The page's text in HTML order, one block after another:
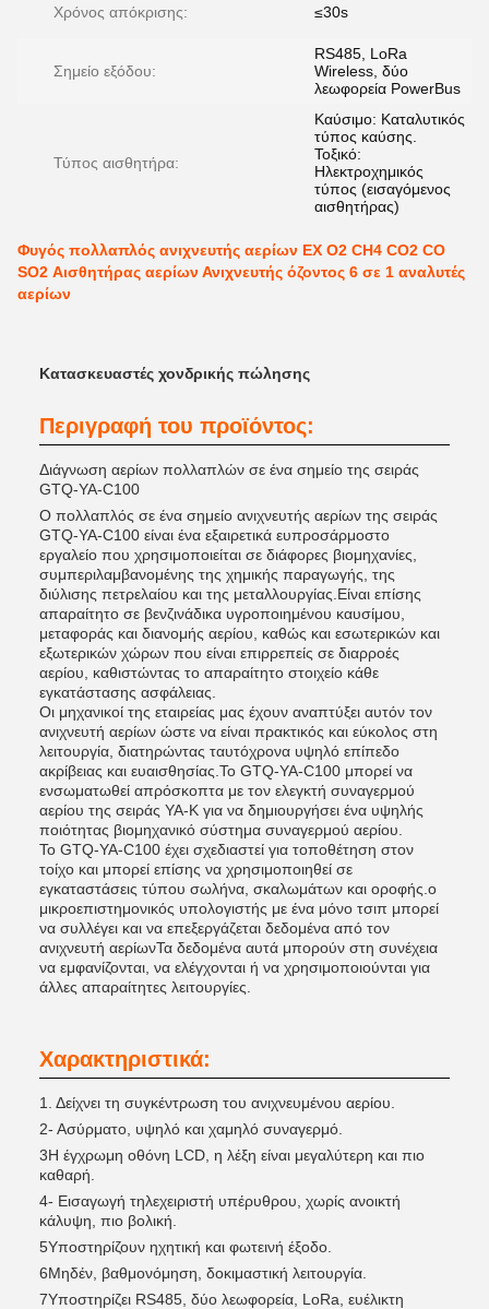
Χρόνος απόκρισης: ≤30s
Σημείο εξόδου:
RS485, LoRa
Wireless, δύο
λεωφορεία PowerBus
Τύπος αισθητήρα:
Καύσιμο: Καταλυτικός
τύπος καύσης.
Τοξικό:
Ηλεκτροχημικός
τύπος (εισαγόμενος
αισθητήρας)
Φυγός πολλαπλός ανιχνευτής αερίων EX O2 CH4 CO2 CO
SO2 Αισθητήρας αερίων Ανιχνευτής όζοντος 6 σε 1 αναλυτές
αερίων
Κατασκευαστές χονδρικής πώλησης
Περιγραφή του προϊόντος:
Διάγνωση αερίων πολλαπλών σε ένα σημείο της σειράς
GTQ-YA-C100
Ο πολλαπλός σε ένα σημείο ανιχνευτής αερίων της σειράς
GTQ-YA-C100 είναι ένα εξαιρετικά ευπροσάρμοστο
εργαλείο που χρησιμοποιείται σε διάφορες βιομηχανίες,
συμπεριλαμβανομένης της χημικής παραγωγής, της
διύλισης πετρελαίου και της μεταλλουργίας.Είναι επίσης
απαραίτητο σε βενζινάδικα υγροποιημένου καυσίμου,
μεταφοράς και διανομής αερίου, καθώς και εσωτερικών και
εξωτερικών χώρων που είναι επιρρεπείς σε διαρροές
αερίου, καθιστώντας το απαραίτητο στοιχείο κάθε
εγκατάστασης ασφάλειας.
Οι μηχανικοί της εταιρείας μας έχουν αναπτύξει αυτόν τον
ανιχνευτή αερίων ώστε να είναι πρακτικός και εύκολος στη
λειτουργία, διατηρώντας ταυτόχρονα υψηλό επίπεδο
ακρίβειας και ευαισθησίας.Το GTQ-YA-C100 μπορεί να
ενσωματωθεί απρόσκοπτα με τον ελεγκτή συναγερμού
αερίου της σειράς YA-K για να δημιουργήσει ένα υψηλής
ποιότητας βιομηχανικό σύστημα συναγερμού αερίου.
Το GTQ-YA-C100 έχει σχεδιαστεί για τοποθέτηση στον
τοίχο και μπορεί επίσης να χρησιμοποιηθεί σε
εγκαταστάσεις τύπου σωλήνα, σκαλωμάτων και οροφής.ο
μικροεπιστημονικός υπολογιστής με ένα μόνο τσιπ μπορεί
να συλλέγει και να επεξεργάζεται δεδομένα από τον
ανιχνευτή αερίωνΤα δεδομένα αυτά μπορούν στη συνέχεια
να εμφανίζονται, να ελέγχονται ή να χρησιμοποιούνται για
άλλες απαραίτητες λειτουργίες.
Χαρακτηριστικά:
1. Δείχνει τη συγκέντρωση του ανιχνευμένου αερίου.
2- Ασύρματο, υψηλό και χαμηλό συναγερμό.
3Η έγχρωμη οθόνη LCD, η λέξη είναι μεγαλύτερη και πιο
καθαρή.
4- Εισαγωγή τηλεχειριστή υπέρυθρου, χωρίς ανοικτή
κάλυψη, πιο βολική.
5Υποστηρίζουν ηχητική και φωτεινή έξοδο.
6Μηδέν, βαθμονόμηση, δοκιμαστική λειτουργία.
7Υποστηρίζει RS485, δύο λεωφορεία, LoRa, ευέλικτη